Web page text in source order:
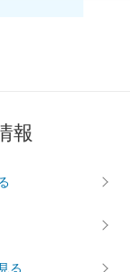
205/
報
る